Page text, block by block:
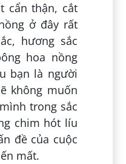
cẩn thận, cắt
ở đây rất
hương sắc
hoa nồng
bạn là người
không muốn
trong sắc
chim hót líu
đề của cuộc
mất.